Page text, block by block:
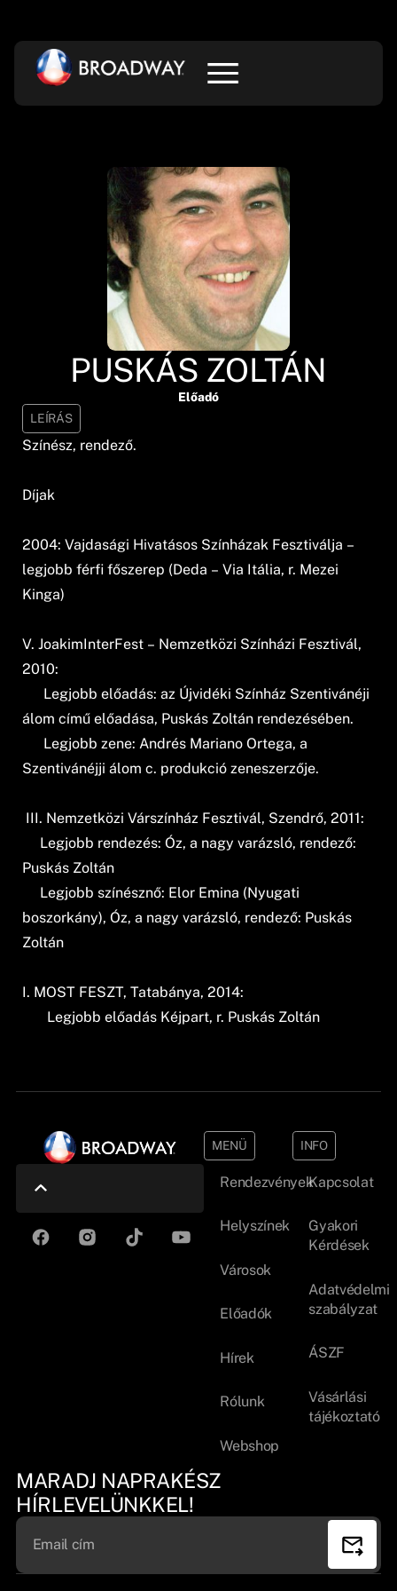
PUSKÁS ZOLTÁN
Előadó
LEÍRÁS
Színész, rendező.
Díjak
2004: Vajdasági Hivatásos Színházak Fesztiválja –
legjobb férfi főszerep (Deda – Via Itália, r. Mezei
Kinga)
V. JoakimInterFest – Nemzetközi Színházi Fesztivál,
2010:
Legjobb előadás: az Újvidéki Színház Szentivánéji
álom című előadása, Puskás Zoltán rendezésében.
Legjobb zene: Andrés Mariano Ortega, a
Szentivánéjji álom c. produkció zeneszerzője.
III. Nemzetközi Várszínház Fesztivál, Szendrő, 2011:
Legjobb rendezés: Óz, a nagy varázsló, rendező:
Puskás Zoltán
Legjobb színésznő: Elor Emina (Nyugati
boszorkány), Óz, a nagy varázsló, rendező: Puskás
Zoltán
I. MOST FESZT, Tatabánya, 2014:
Legjobb előadás Kéjpart, r. Puskás Zoltán
MENÜ
Rendezvények
Helyszínek
Városok
Előadók
Hírek
Rólunk
Webshop
INFO
Kapcsolat
Gyakori
Kérdések
Adatvédelmi
szabályzat
ÁSZF
Vásárlási
tájékoztató
MARADJ NAPRAKÉSZ
HÍRLEVELÜNKKEL!